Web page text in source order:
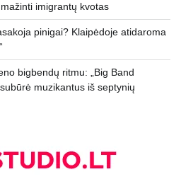
imigrantų kvotas
pinigai? Klaipėdoje atidaroma
bigbendų ritmu: „Big Band
muzikantus iš septynių